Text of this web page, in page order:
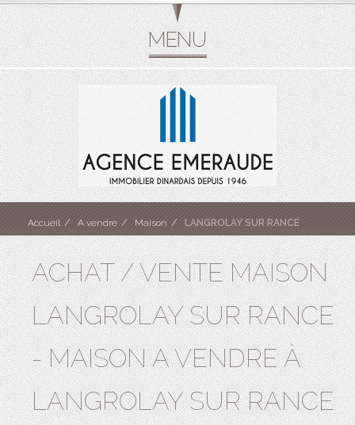
Accueil A vendre Maison LANGROLAY SUR RANCE
ACHAT / VENTE MAISON
LANGROLAY SUR RANCE
- MAISON A VENDRE À
LANGROLAY SUR RANCE